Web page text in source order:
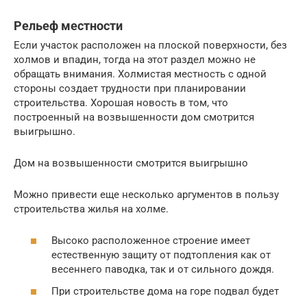
Рельеф местности
Если участок расположен на плоской поверхности, без
холмов и впадин, тогда на этот раздел можно не
обращать внимания. Холмистая местность с одной
стороны создает трудности при планировании
строительства. Хорошая новость в том, что
построенный на возвышенности дом смотрится
выигрышно.
Дом на возвышенности смотрится выигрышно
Можно привести еще несколько аргументов в пользу
строительства жилья на холме.
Высоко расположенное строение имеет
естественную защиту от подтопления как от
весеннего паводка, так и от сильного дождя.
При строительстве дома на горе подвал будет